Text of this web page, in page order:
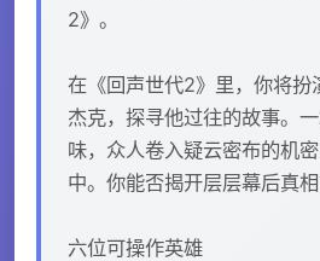
2》。
在《回声世代2》里，你将扮
杰克，探寻他过往的故事。
味，众人卷入疑云密布的机
中。你能否揭开层层幕后真相
六位可操作英雄